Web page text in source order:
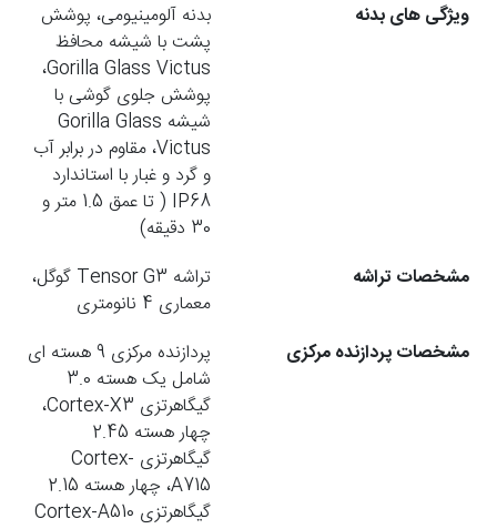
ویژگی های بدنه
بدنه آلومینیومی، پوشش
پشت با شیشه محافظ
Gorilla Glass Victus،
پوشش جلوی گوشی با
شیشه Gorilla Glass
Victus، مقاوم در برابر آب
و گرد و غبار با استاندارد
IP68 ( تا عمق 1.5 متر و
30 دقیقه)
مشخصات تراشه
تراشه Tensor G3 گوگل،
معماری 4 نانومتری
مشخصات پردازنده مرکزی
پردازنده مرکزی 9 هسته ای
شامل یک هسته 3.0
گیگاهرتزی Cortex-X3،
چهار هسته 2.45
گیگاهرتزی Cortex-
A715، چهار هسته 2.15
گیگاهرتزی Cortex-A510